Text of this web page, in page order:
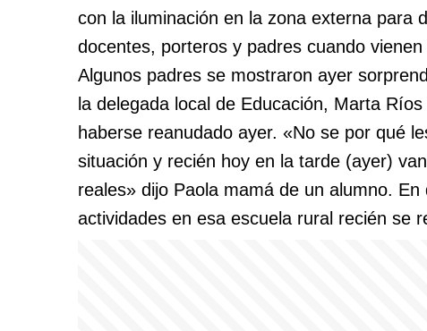
con la iluminación en la zona externa para
docentes, porteros y padres cuando
Algunos padres se mostraron ayer
la delegada local de Educación, Marta
haberse reanudado ayer. «No se por qué
situación y recién hoy en la tarde (ayer)
reales» dijo Paola mamá de un alumno.
actividades en esa escuela rural recién se